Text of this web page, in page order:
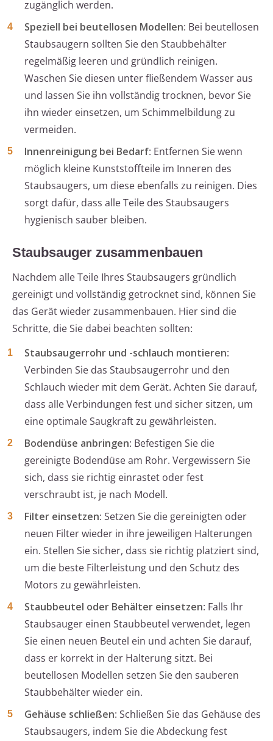
zugänglich werden.
Speziell bei beutellosen Modellen: Bei beutellosen
Staubsaugern sollten Sie den Staubbehälter
regelmäßig leeren und gründlich reinigen.
Waschen Sie diesen unter fließendem Wasser aus
und lassen Sie ihn vollständig trocknen, bevor Sie
ihn wieder einsetzen, um Schimmelbildung zu
vermeiden.
Innenreinigung bei Bedarf: Entfernen Sie wenn
möglich kleine Kunststoffteile im Inneren des
Staubsaugers, um diese ebenfalls zu reinigen. Dies
sorgt dafür, dass alle Teile des Staubsaugers
hygienisch sauber bleiben.
Staubsauger zusammenbauen
Nachdem alle Teile Ihres Staubsaugers gründlich
gereinigt und vollständig getrocknet sind, können Sie
das Gerät wieder zusammenbauen. Hier sind die
Schritte, die Sie dabei beachten sollten:
Staubsaugerrohr und -schlauch montieren:
Verbinden Sie das Staubsaugerrohr und den
Schlauch wieder mit dem Gerät. Achten Sie darauf,
dass alle Verbindungen fest und sicher sitzen, um
eine optimale Saugkraft zu gewährleisten.
Bodendüse anbringen: Befestigen Sie die
gereinigte Bodendüse am Rohr. Vergewissern Sie
sich, dass sie richtig einrastet oder fest
verschraubt ist, je nach Modell.
Filter einsetzen: Setzen Sie die gereinigten oder
neuen Filter wieder in ihre jeweiligen Halterungen
ein. Stellen Sie sicher, dass sie richtig platziert sind,
um die beste Filterleistung und den Schutz des
Motors zu gewährleisten.
Staubbeutel oder Behälter einsetzen: Falls Ihr
Staubsauger einen Staubbeutel verwendet, legen
Sie einen neuen Beutel ein und achten Sie darauf,
dass er korrekt in der Halterung sitzt. Bei
beutellosen Modellen setzen Sie den sauberen
Staubbehälter wieder ein.
Gehäuse schließen: Schließen Sie das Gehäuse des
Staubsaugers, indem Sie die Abdeckung fest